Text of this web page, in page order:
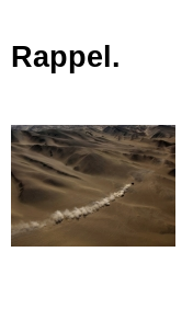
Rappel.